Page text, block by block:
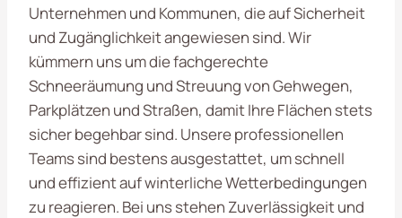
Unternehmen und Kommunen, die auf Sicherheit
und Zugänglichkeit angewiesen sind. Wir
kümmern uns um die fachgerechte
Schneeräumung und Streuung von Gehwegen,
Parkplätzen und Straßen, damit Ihre Flächen stets
sicher begehbar sind. Unsere professionellen
Teams sind bestens ausgestattet, um schnell
und effizient auf winterliche Wetterbedingungen
zu reagieren. Bei uns stehen Zuverlässigkeit und